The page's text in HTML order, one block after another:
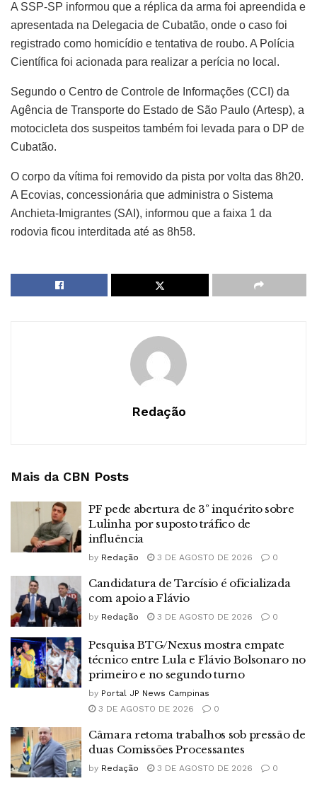
A SSP-SP informou que a réplica da arma foi apreendida e
apresentada na Delegacia de Cubatão, onde o caso foi
registrado como homicídio e tentativa de roubo. A Polícia
Científica foi acionada para realizar a perícia no local.
Segundo o Centro de Controle de Informações (CCI) da
Agência de Transporte do Estado de São Paulo (Artesp), a
motocicleta dos suspeitos também foi levada para o DP de
Cubatão.
O corpo da vítima foi removido da pista por volta das 8h20.
A Ecovias, concessionária que administra o Sistema
Anchieta-Imigrantes (SAI), informou que a faixa 1 da
rodovia ficou interditada até as 8h58.
Redação
Mais da CBN Posts
PF pede abertura de 3º inquérito sobre
Lulinha por suposto tráfico de
influência
by Redação 3 DE AGOSTO DE 2026 0
Candidatura de Tarcísio é oficializada
com apoio a Flávio
by Redação 3 DE AGOSTO DE 2026 0
Pesquisa BTG/Nexus mostra empate
técnico entre Lula e Flávio Bolsonaro no
primeiro e no segundo turno
by Portal JP News Campinas
3 DE AGOSTO DE 2026
0
Câmara retoma trabalhos sob pressão de
duas Comissões Processantes
by Redação 3 DE AGOSTO DE 2026 0